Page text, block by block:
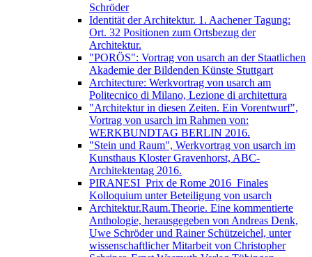
Schröder
Identität der Architektur. 1. Aachener Tagung:
Ort. 32 Positionen zum Ortsbezug der
Architektur.
"PORÖS": Vortrag von usarch an der Staatlichen
Akademie der Bildenden Künste Stuttgart
Architecture: Werkvortrag von usarch am
Politecnico di Milano, Lezione di architettura
"Architektur in diesen Zeiten. Ein Vorentwurf",
Vortrag von usarch im Rahmen von:
WERKBUNDTAG BERLIN 2016.
"Stein und Raum", Werkvortrag von usarch im
Kunsthaus Kloster Gravenhorst, ABC-
Architektentag 2016.
PIRANESI_Prix de Rome 2016_Finales
Kolloquium unter Beteiligung von usarch
Architektur.Raum.Theorie. Eine kommentierte
Anthologie, herausgegeben von Andreas Denk,
Uwe Schröder und Rainer Schützeichel, unter
wissenschaftlicher Mitarbeit von Christopher